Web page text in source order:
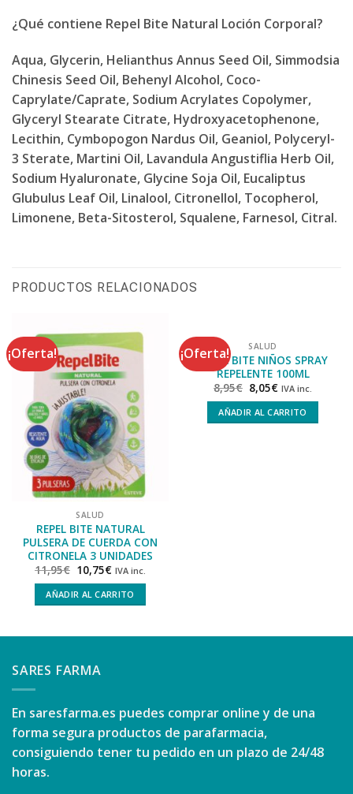
¿Qué contiene Repel Bite Natural Loción Corporal?
Aqua, Glycerin, Helianthus Annus Seed Oil, Simmodsia
Chinesis Seed Oil, Behenyl Alcohol, Coco-
Caprylate/Caprate, Sodium Acrylates Copolymer,
Glyceryl Stearate Citrate, Hydroxyacetophenone,
Lecithin, Cymbopogon Nardus Oil, Geaniol, Polyceryl-
3 Sterate, Martini Oil, Lavandula Angustiflia Herb Oil,
Sodium Hyaluronate, Glycine Soja Oil, Eucaliptus
Glubulus Leaf Oil, Linalool, Citronellol, Tocopherol,
Limonene, Beta-Sitosterol, Squalene, Farnesol, Citral.
PRODUCTOS RELACIONADOS
¡Oferta!
SALUD
REPEL BITE NATURAL
PULSERA DE CUERDA CON
CITRONELA 3 UNIDADES
11,95€ 10,75€ IVA inc.
AÑADIR AL CARRITO
¡Oferta! SALUD
REPEL BITE NIÑOS SPRAY
REPELENTE 100ML
8,95€ 8,05€ IVA inc.
AÑADIR AL CARRITO
SARES FARMA
En saresfarma.es puedes comprar online y de una
forma segura productos de parafarmacia,
consiguiendo tener tu pedido en un plazo de 24/48
horas.